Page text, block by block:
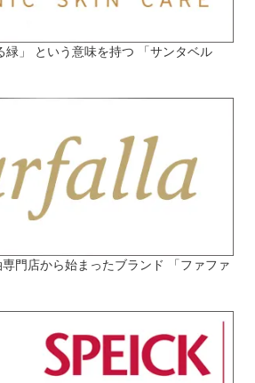
緑」 という意味を持つ 「サンタベル
門店から始まったブランド 「ファファ